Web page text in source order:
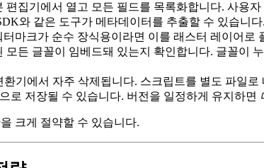
편집기에서 열고 모든 필드를 목록화합니다. 사용
와 같은 도구가 메타데이터를 추출할 수 있습니다.
터마크가 순수 장식용이라면 이를 래스터 레이어
모든 글꼴이 임베드돼 있는지 확인합니다. 글꼴이
환기에서 자주 삭제됩니다. 스크립트를 별도 파일
로 저장될 수 있습니다. 버전을 일정하게 유지하면
크게 절약할 수 있습니다.